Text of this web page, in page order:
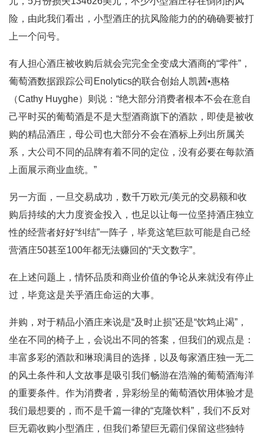
险，由此我们看出，小型酒庄的抗风险能力的的确确要被打
上一个问号。
有人担心酒庄被收购后就会完完全全变成大酒商的“零件”，
葡萄酒数据跟踪公司Enolytics的联合创始人凯茜•惠格
（Cathy Huyghe）则说：“绝大部分消费者根本不会在意自
己平时买的葡萄酒是不是大型酒商旗下的酒款，即使是被收
购的精品酒庄，母公司也大部分不会在酒标上列出所属关
系，大公司不同的品牌有着不同的定位，没有必要在每款酒
上面展示商业血统。”
另一方面，一旦交易成功，数千万欧元/美元的交易额和收
购后持续的大力度资金投入，也足以让每一位坚持酒庄独立
性的经营者好好“纠结”一阵子，毕竟这笔巨款可能是自己经
营酒庄50甚至100年都无法赚回的“天文数字”。
在上述问题上，情怀品质和商业价值的争论从来就没有停止
过，毕竟这是关乎酒庄命运的大事。
并购，对于精品小酒庄来说是“及时止损”还是“饮鸩止渴”，
坐在不同的椅子上，会说出不同的答案，但我们的观点是：
丰富多彩的酒款和琳琅满目的选择，以及每家酒庄独一无二
的风土条件和人文故事是吸引我们畅游在浩瀚的葡萄酒海洋
的重要条件。作为消费者，异彩纷呈的葡萄酒饮用体验才是
我们最想要的，而不是千篇一律的“克隆饮料”，我们不反对
巨无霸收购小型酒庄，但我们希望巨无霸们保留这些独特